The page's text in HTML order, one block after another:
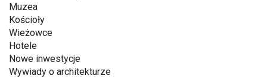
Muzea
Kościoły
Wieżowce
Hotele
Nowe inwestycje
Wywiady o architekturze